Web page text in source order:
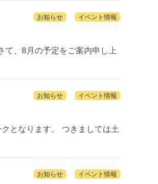
お知らせ イベント情報
て、8月の予定をご案内申し上
お知らせ イベント情報
となります。 つきましては土
お知らせ イベント情報